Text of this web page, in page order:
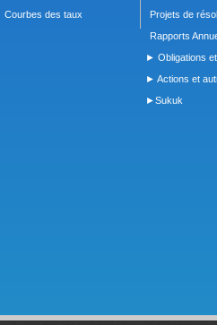
Courbes des taux
Projets de
Rapports
► Obligations
► Actions et
►Sukuk